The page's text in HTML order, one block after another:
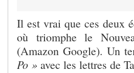
Il est vrai que ces deux
où triomphe le
(Amazon Google). Un
Po » avec les lettres de